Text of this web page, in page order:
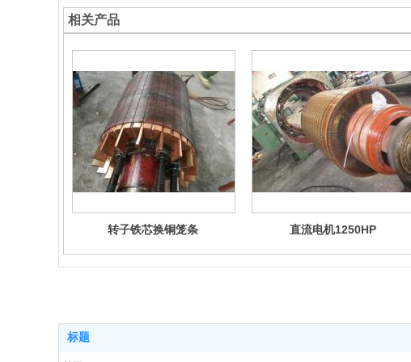
相关产品
转子铁芯换铜笼条 直流电机1250HP
标题